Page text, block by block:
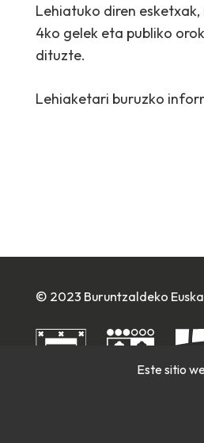
Lehiatuko diren
4ko gelek eta publiko
dituzte.
Lehiaketari buruzko
© 2023 Buruntzaldeko
Este sitio